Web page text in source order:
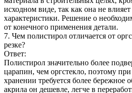
исходном виде, так как она не
характеристики. Решение о
от конечного применения детали.
7. Чем полистирол отличается от
резке?
Ответ:
Полистирол значительно более
царапин, чем оргстекло, поэтому при
хранении требуется более бережное
акрила он дешевле, легче в